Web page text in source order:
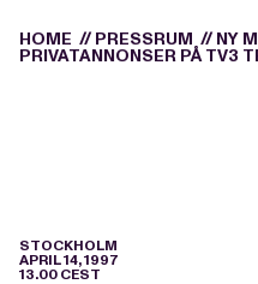
HOME // PRESSRUM // NY
PRIVATANNONSER PÅ TV3
STOCKHOLM
APRIL 14, 1997
13.00 CEST